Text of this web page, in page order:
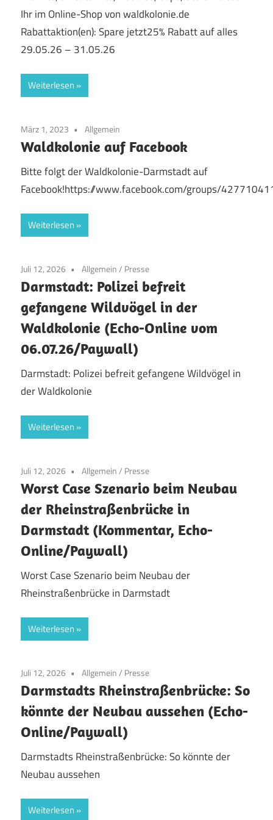
Ihr im Online-Shop von waldkolonie.de
Rabattaktion(en): Spare jetzt25% Rabatt auf alles
29.05.26 – 31.05.26
Weiterlesen
März 1, 2023 Allgemein
Waldkolonie auf Facebook
Bitte folgt der Waldkolonie-Darmstadt auf
Facebook!https://www.facebook.com/groups/
Weiterlesen
Juli 12, 2026 Allgemein/ Presse
Darmstadt: Polizei befreit
gefangene Wildvögel in der
Waldkolonie (Echo-Online vom
06.07.26/Paywall)
Darmstadt: Polizei befreit gefangene Wildvögel in
der Waldkolonie
Weiterlesen
Juli 12, 2026 Allgemein/ Presse
Worst Case Szenario beim Neubau
der Rheinstraßenbrücke in
Darmstadt (Kommentar, Echo-
Online/Paywall)
Worst Case Szenario beim Neubau der
Rheinstraßenbrücke in Darmstadt
Weiterlesen
Juli 12, 2026 Allgemein/ Presse
Darmstadts Rheinstraßenbrücke: So
könnte der Neubau aussehen (Echo-
Online/Paywall)
Darmstadts Rheinstraßenbrücke: So könnte der
Neubau aussehen
Weiterlesen